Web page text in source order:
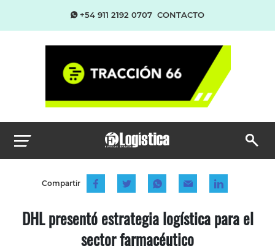
+54 911 2192 0707 CONTACTO
Compartir
DHL presentó estrategia logística para el
sector farmacéutico